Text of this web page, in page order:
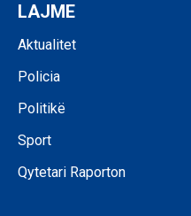
LAJME
Aktualitet
Policia
Politikë
Sport
Qytetari Raporton